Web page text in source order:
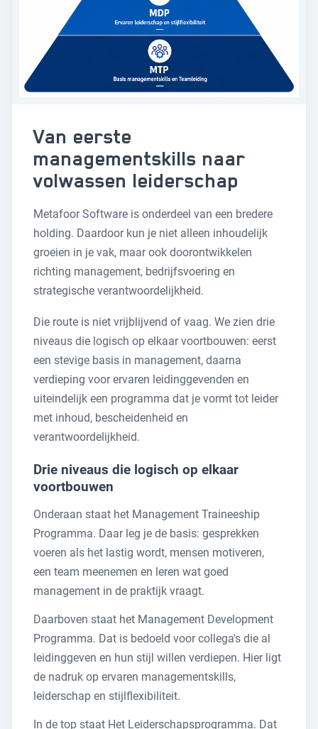
Van eerste
managementskills naar
volwassen leiderschap
Metafoor Software is onderdeel van een bredere
holding. Daardoor kun je niet alleen inhoudelijk
groeien in je vak, maar ook doorontwikkelen
richting management, bedrijfsvoering en
strategische verantwoordelijkheid.
Die route is niet vrijblijvend of vaag. We zien drie
niveaus die logisch op elkaar voortbouwen: eerst
een stevige basis in management, daarna
verdieping voor ervaren leidinggevenden en
uiteindelijk een programma dat je vormt tot leider
met inhoud, bescheidenheid en
verantwoordelijkheid.
Drie niveaus die logisch op elkaar
voortbouwen
Onderaan staat het Management Traineeship
Programma. Daar leg je de basis: gesprekken
voeren als het lastig wordt, mensen motiveren,
een team meenemen en leren wat goed
management in de praktijk vraagt.
Daarboven staat het Management Development
Programma. Dat is bedoeld voor collega's die al
leidinggeven en hun stijl willen verdiepen. Hier ligt
de nadruk op ervaren managementskills,
leiderschap en stijlflexibiliteit.
In de top staat Het Leiderschapsprogramma. Dat